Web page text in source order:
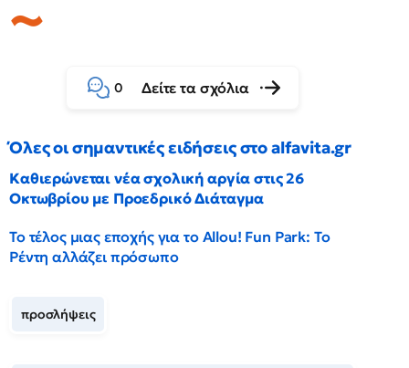
0 Δείτε τα σχόλια
Όλες οι σημαντικές ειδήσεις στο alfavita.gr
Καθιερώνεται νέα σχολική αργία στις 26
Οκτωβρίου με Προεδρικό Διάταγμα
Το τέλος μιας εποχής για το Allou! Fun Park: Το
Ρέντη αλλάζει πρόσωπο
προσλήψεις